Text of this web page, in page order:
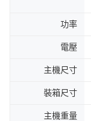
功率
電壓
主機尺寸
裝箱尺寸
主機重量